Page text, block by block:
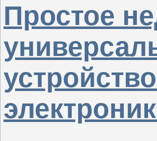
Простое